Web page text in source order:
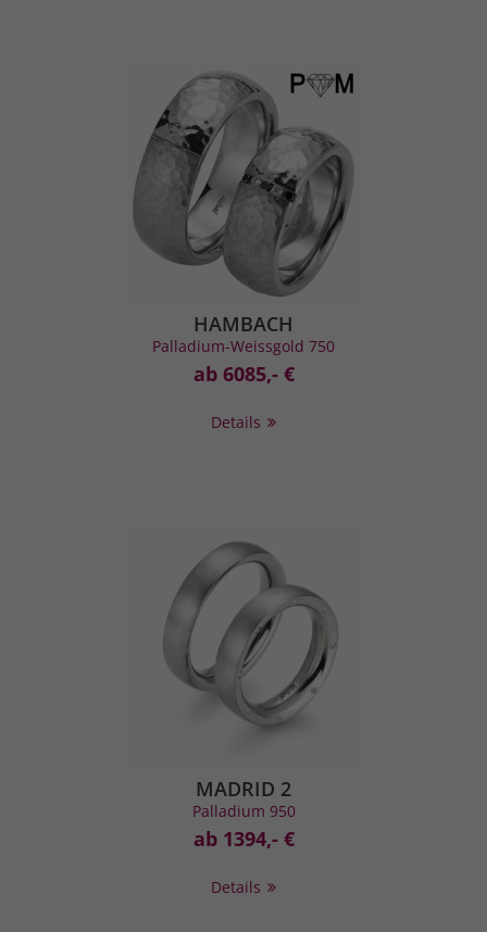
HAMBACH
Palladium-Weissgold 750
ab 6085,- €
Details
MADRID 2
Palladium 950
ab 1394,- €
Details